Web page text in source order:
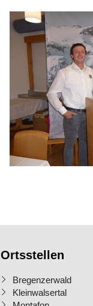
Ortsstellen
Bregenzerwald
Kleinwalsertal